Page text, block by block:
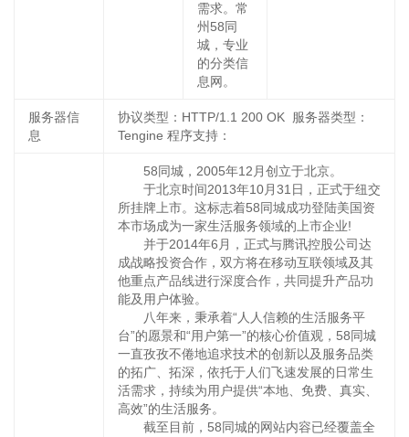
需求。常
州58同
城，专业
的分类信
息网。
服务器信
息
协议类型：HTTP/1.1 200 OK 服务器类型：
Tengine 程序支持：
58同城，2005年12月创立于北京。
于北京时间2013年10月31日，正式于纽交
所挂牌上市。这标志着58同城成功登陆美国资
本市场成为一家生活服务领域的上市企业!
并于2014年6月，正式与腾讯控股公司达
成战略投资合作，双方将在移动互联领域及其
他重点产品线进行深度合作，共同提升产品功
能及用户体验。
八年来，秉承着“人人信赖的生活服务平
台”的愿景和“用户第一”的核心价值观，58同城
一直孜孜不倦地追求技术的创新以及服务品类
的拓广、拓深，依托于人们飞速发展的日常生
活需求，持续为用户提供“本地、免费、真实、
高效”的生活服务。
截至目前，58同城的网站内容已经覆盖全